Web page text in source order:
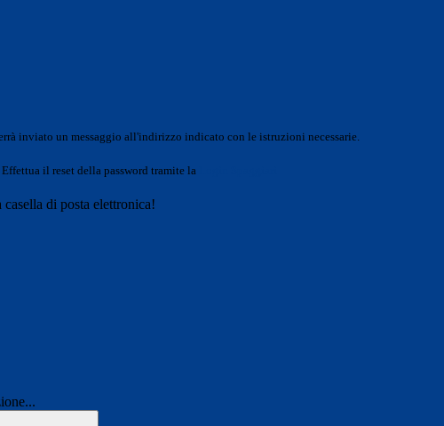
inviato un messaggio all'indirizzo indicato con le istruzioni necessarie.
il reset della password tramite la
di posta elettronica!